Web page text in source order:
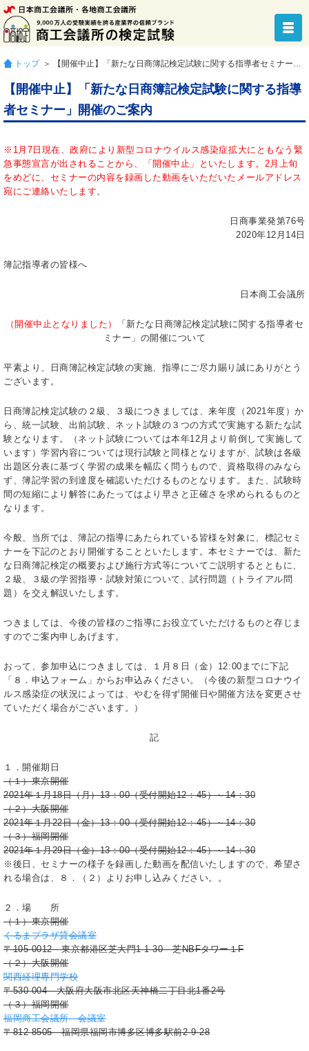
トップ ＞ 【開催中止】「新たな日商簿記検定試験に関する指導者セミナー」開催のご案内
【開催中止】「新たな日商簿記検定試験に関する指導
者セミナー」開催のご案内
※1月7日現在、政府により新型コロナウイルス感染症拡大にともなう緊
急事態宣言が出されることから、「開催中止」といたします。2月上旬
をめどに、セミナーの内容を録画した動画をいただいたメールアドレス
宛にご連絡いたします。
日商事業発第76号
2020年12月14日
簿記指導者の皆様へ
日本商工会議所
（開催中止となりました）
「新たな日商簿記検定試験に関する指導者セ
ミナー」の開催について
平素より、日商簿記検定試験の実施、指導にご尽力賜り誠にありがとう
ございます。
日商簿記検定試験の２級、３級につきましては、来年度（2021年度）か
ら、統一試験、出前試験、ネット試験の３つの方式で実施する新たな試
験となります。（ネット試験については本年12月より前倒して実施して
います）学習内容については現行試験と同様となりますが、試験は各級
出題区分表に基づく学習の成果を幅広く問うもので、資格取得のみなら
ず、簿記学習の到達度を確認いただけるものとなります。また、試験時
間の短縮により解答にあたってはより早さと正確さを求められるものと
なります。
今般、当所では、簿記の指導にあたられている皆様を対象に、標記セミ
ナーを下記のとおり開催することといたします。本セミナーでは、新た
な日商簿記検定の概要および施行方式等についてご説明するとともに、
２級、３級の学習指導・試験対策について、試行問題（トライアル問
題）を交え解説いたします。
つきましては、今後の皆様のご指導にお役立ていただけるものと存じま
すのでご案内申しあげます。
おって、参加申込につきましては、１月８日（金）12:00までに下記
「８．申込フォーム」からお申込みください。（今後の新型コロナウイ
ルス感染症の状況によっては、やむを得ず開催日や開催方法を変更させ
ていただく場合がございます。）
記
１．開催期日
（１）東京開催
2021年１月18日（月）13：00（受付開始12：45）～14：30
（２）大阪開催
2021年１月22日（金）13：00（受付開始12：45）～14：30
（３）福岡開催
2021年１月29日（金）13：00（受付開始12：45）～14：30
※後日、セミナーの様子を録画した動画を配信いたしますので、希望さ
れる場合は、８．（２）よりお申し込みください。。
２．場 所
（１）東京開催
くるまプラザ貸会議室
〒105-0012 東京都港区芝大門1-1-30 芝NBFタワー１F
（２）大阪開催
関西経理専門学校
〒530-004 大阪府大阪市北区天神橋二丁目北1番2号
（３）福岡開催
福岡商工会議所 会議室
〒812-8505 福岡県福岡市博多区博多駅前2-9-28